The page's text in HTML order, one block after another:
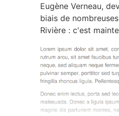
Eugène Verneau,
biais de
Rivière : c'est